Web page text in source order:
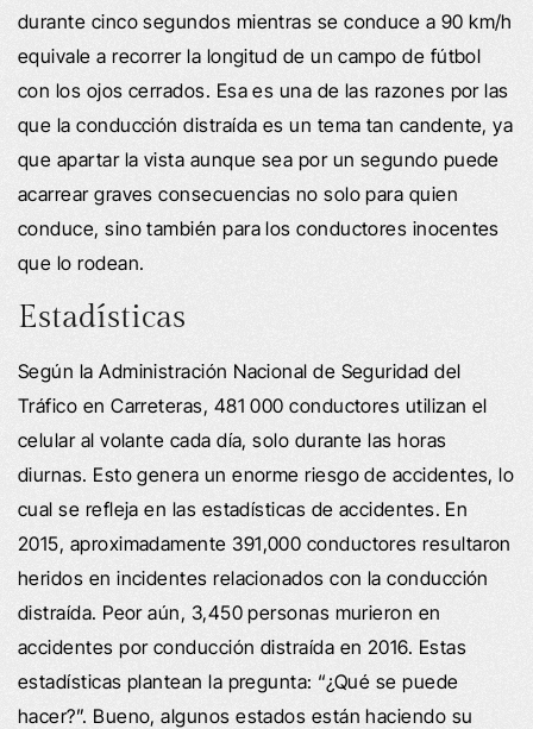
durante cinco segundos mientras se conduce a 90 km/h
equivale a recorrer la longitud de un campo de fútbol
con los ojos cerrados. Esa es una de las razones por las
que la conducción distraída es un tema tan candente, ya
que apartar la vista aunque sea por un segundo puede
acarrear graves consecuencias no solo para quien
conduce, sino también para los conductores inocentes
que lo rodean.
Estadísticas
Según la Administración Nacional de Seguridad del
Tráfico en Carreteras, 481 000 conductores utilizan el
celular al volante cada día, solo durante las horas
diurnas. Esto genera un enorme riesgo de accidentes, lo
cual se refleja en las estadísticas de accidentes. En
2015, aproximadamente 391,000 conductores resultaron
heridos en incidentes relacionados con la conducción
distraída. Peor aún, 3,450 personas murieron en
accidentes por conducción distraída en 2016. Estas
estadísticas plantean la pregunta: “¿Qué se puede
hacer?”. Bueno, algunos estados están haciendo su